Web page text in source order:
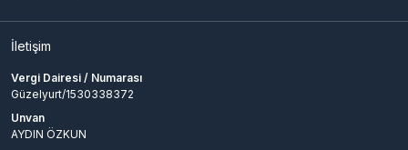
işlemleri mobil uyumlu mu?
Elbette! Cihazının markası veya modeli hiç fark etmez.
İster iPhone kullan ister Android, bizim yüklediğimiz
elmaslar doğrudan oyun içi ID'ne bağlandığı için her iki
İletişim
Vergi Dairesi / Numarası
Güzelyurt/1530338372
Unvan
AYDIN ÖZKUN